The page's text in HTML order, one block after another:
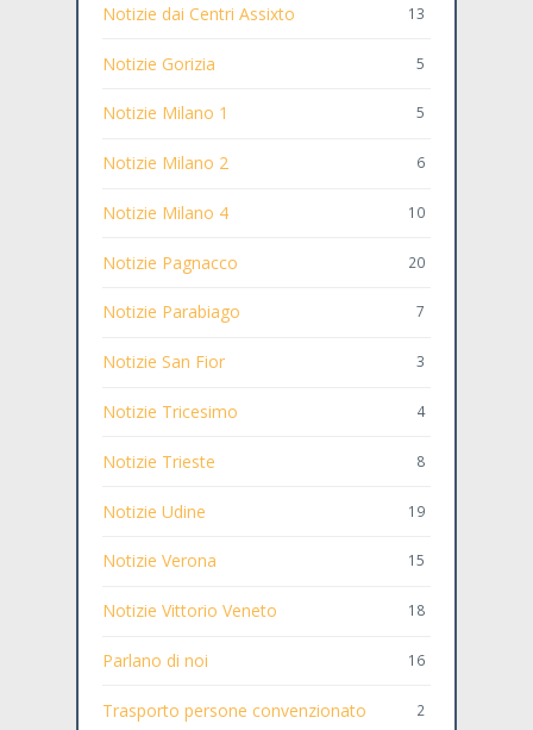
Notizie dai Centri Assixto 13
Notizie Gorizia 5
Notizie Milano 1 5
Notizie Milano 2 6
Notizie Milano 4 10
Notizie Pagnacco 20
Notizie Parabiago 7
Notizie San Fior 3
Notizie Tricesimo 4
Notizie Trieste 8
Notizie Udine 19
Notizie Verona 15
Notizie Vittorio Veneto 18
Parlano di noi 16
Trasporto persone convenzionato 2